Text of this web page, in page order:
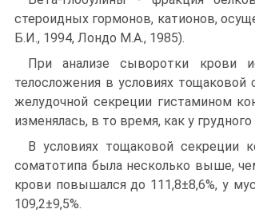
стероидных гор­монов, катионов,
Б.И., 1994, Лондо М.А., 1985).
При анализе сыворотки крови
телосложения в усло­виях тощаковой
желудочной секреции гистамином
изменялась, в то время, как у
В условиях тощаковой секреции
соматотипа была несколько выше,
крови повышался до 111,8±8,6%, у
109,2±9,5%.